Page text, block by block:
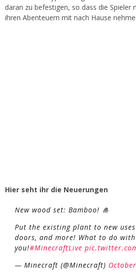
daran zu befestigen, so dass die Spieler
ihren Abenteuern mit nach Hause
Hier seht ihr die Neuerungen
New wood set: Bamboo! 🎍
Put the existing plant to new
doors, and more! What to do
you!#MinecraftLive
— Minecraft (@Minecraft)